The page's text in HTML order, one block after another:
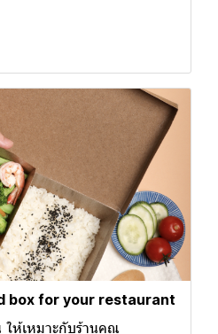
box for your restaurant
ห้เหมาะกับร้านคุณ